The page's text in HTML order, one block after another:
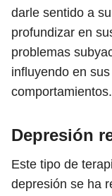
darle sentido a
profundizar en
problemas
influyendo en
comportamientos.
Depresión
Este tipo de
depresión se ha